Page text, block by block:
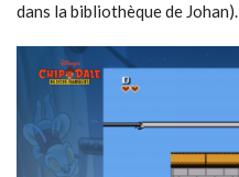
dans la bibliothèque de Johan).